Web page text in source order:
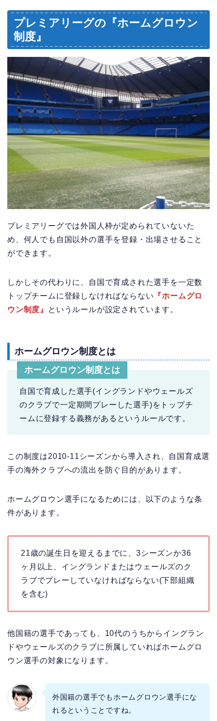
プレミアリーグの『ホームグロウン
制度』
プレミアリーグでは外国人枠が定められていないた
め、何人でも自国以外の選手を登録・出場させること
ができます。
しかしその代わりに、自国で育成された選手を一定数
トップチームに登録しなければならない 『ホームグロ
ウン制度』
というルールが設定されています。
ホームグロウン制度とは
ホームグロウン制度とは
自国で育成した選手(イングランドやウェールズ
のクラブで一定期間プレーした選手)をトップチ
ームに登録する義務があるというルールです。
この制度は2010-11シーズンから導入され、自国育成選
手の海外クラブへの流出を防ぐ目的があります。
ホームグロウン選手になるためには、以下のような条
件があります。
21歳の誕生日を迎えるまでに、3シーズンか36
ヶ月以上、イングランドまたはウェールズのク
ラブでプレーしていなければならない(下部組織
を含む)
他国籍の選手であっても、10代のうちからイングラン
ドやウェールズのクラブに所属していればホームグロ
ウン選手の対象になります。
外国籍の選手でもホームグロウン選手にな
れるということですね。